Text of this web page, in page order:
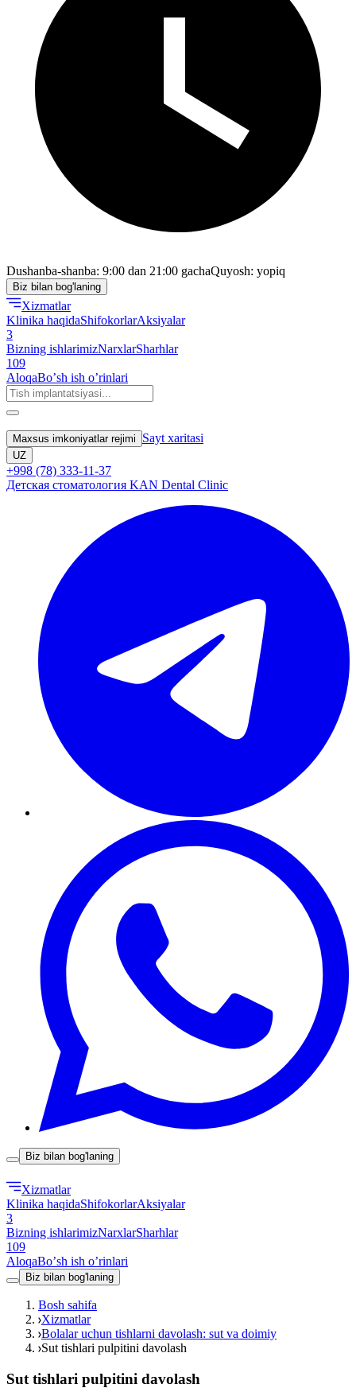
Dushanba-shanba: 9:00 dan 21:00 gachaQuyosh: yopiq
Biz bilan bog'laning
Xizmatlar
Klinika haqidaShifokorlarAksiyalar
3
Bizning ishlarimizNarxlarSharhlar
109
AloqaBoʼsh ish oʼrinlari
Maxsus imkoniyatlar rejimi Sayt xaritasi
UZ
+998 (78) 333-11-37
Детская стоматология KAN Dental Clinic
Biz bilan bog'laning
Xizmatlar
Klinika haqidaShifokorlarAksiyalar
3
Bizning ishlarimizNarxlarSharhlar
109
AloqaBoʼsh ish oʼrinlari
Biz bilan bog'laning
Bosh sahifa
Xizmatlar
Bolalar uchun tishlarni davolash: sut va doimiy
Sut tishlari pulpitini davolash
Sut tishlari pulpitini davolash